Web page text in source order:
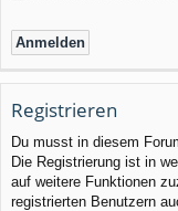
Registrieren
Du musst in diesem
Die Registrierung ist in
auf weitere Funktionen
registrierten Benutzern